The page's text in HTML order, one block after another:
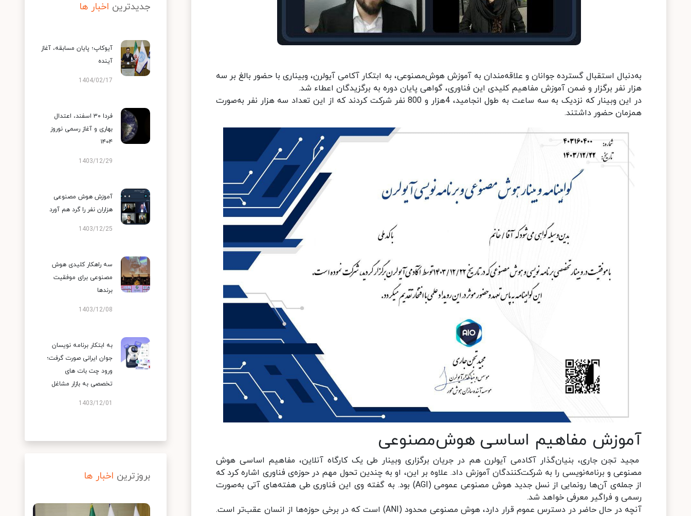
به‌دنبال استقبال گسترده جوانان و علاقه‌مندان به آموزش هوش‌مصنوعی، به ابتکار آکامی آیولرن، وبیناری با حضور بالغ بر سه
هزار نفر برگزار و ضمن آموزش مفاهیم کلیدی این فناوری، گواهی پایان دوره به برگزیدگان اعطاء شد.
در این وبینار که نزدیک به سه ساعت به طول انجامید، 4هزار و 800 نفر شرکت کردند که از این تعداد سه هزار نفر به‌صورت
همزمان حضور داشتند.
آموزش مفاهیم اساسی هوش‌مصنوعی
مجید تجن جاری، بنیان‌گذار آکادمی آیولرن هم در جریان برگزاری وبینار طی یک کارگاه آنلاین، مفاهیم اساسی هوش
مصنوعی و برنامه‌نویسی را به شرکت‌کنندگان آموزش داد. علاوه بر این، او به چندین تحول مهم در حوزه‌ی فناوری اشاره کرد که
از جمله‌ی آن‌ها رونمایی از نسل جدید هوش مصنوعی عمومی (AGI) بود. به گفته وی این فناوری طی هفته‌های آتی به‌صورت
رسمی و فراگیر معرفی خواهد شد.
آنچه در حال حاضر در دسترس عموم قرار دارد، هوش مصنوعی محدود (ANI) است که در برخی حوزه‌ها از انسان عقب‌تر است.
جدیدترین اخبار ها
آیوکاپ؛ پایان مسابقه، آغاز
آینده
1404/02/17
فردا ۳۰ اسفند، اعتدال
بهاری و آغاز رسمی نوروز
۱۴۰۴
1403/12/29
آموزش هوش مصنوعی
هزاران نفر را گرد هم آورد
1403/12/25
سه راهکار کلیدی هوش
مصنوعی برای موفقیت
برندها
1403/12/08
به ابتکار برنامه نویسان
جوان ایرانی صورت گرفت؛
ورود چت بات های
تخصصی به بازار مشاغل
1403/12/01
بروزترین اخبار ها